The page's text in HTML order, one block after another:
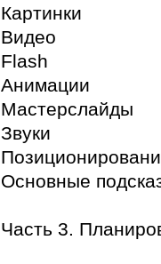
Картинки
Видео
Flash
Анимации
Мастерслайды
Звуки
Основные
Часть 3.